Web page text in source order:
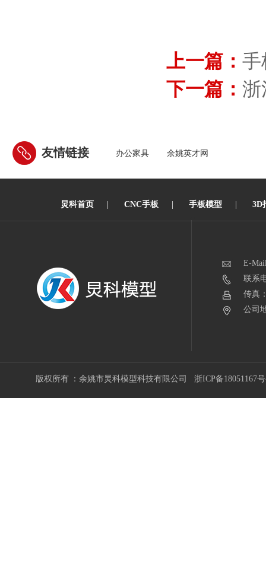
上一篇： 手
下一篇： 浙
友情链接 办公家具 余姚英才网
炅科首页 CNC手板 手板模型 3D
E-
联系
传真
公司
版权所有 ：余姚市炅科模型科技有限公司 浙ICP备18051167